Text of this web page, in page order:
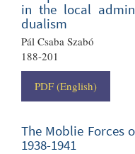
in the local
dualism
Pál Csaba Szabó
188-201
PDF (English)
The Moblie Forces
1938-1941